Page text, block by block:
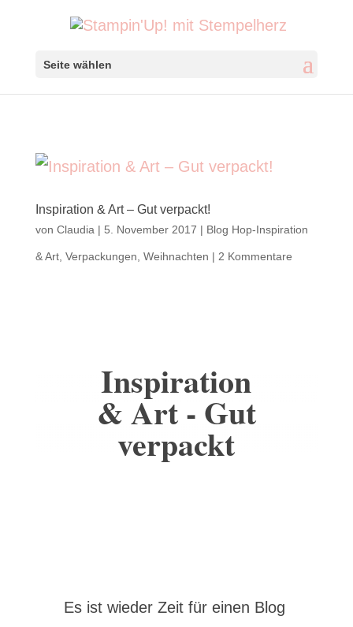
Seite wählen
Inspiration & Art – Gut verpackt!
von Claudia | 5. November 2017 | Blog Hop-Inspiration
& Art, Verpackungen Weihnachten | 2 Kommentare
Inspiration
& Art - Gut
verpackt
Es ist wieder Zeit für einen Blog